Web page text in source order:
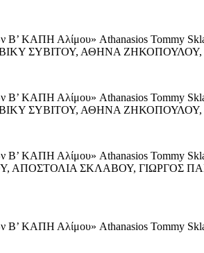
Β’ ΚΑΠΗ Αλίμου» Athanasios
ΣΥΒΙΤΟΥ, ΑΘΗΝΑ
Β’ ΚΑΠΗ Αλίμου» Athanasios
ΣΥΒΙΤΟΥ, ΑΘΗΝΑ
Β’ ΚΑΠΗ Αλίμου» Athanasios
ΣΚΛΑΒΟΥ, ΓΙΩΡΓΟΣ
Β’ ΚΑΠΗ Αλίμου» Athanasios